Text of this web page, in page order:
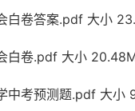
白卷答案.pdf 大小
白卷.pdf 大小
中考预测题.pdf 大小